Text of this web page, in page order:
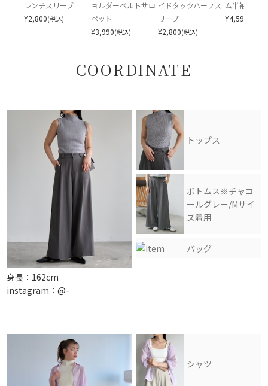
る場合がございます。
・照明等の撮影環境により、モデル着用画像は若干お色味が異なって
品の素材によりましては、開封時シワが生じる場合がございます。
・サイズは、実寸サイズを測っているため多少誤差がでる場合がご
・商品の在庫につきまして、注文のタイミングや、検品時の不良品
の発覚等により商品をご用意出来ない場合がございます。
レンチスリーブ
¥2,800(税込)
ョルダーベルトサロ
ペット
¥3,990(税込)
イドタックハーフス
リーブ
¥2,800(税込)
ム半袖シャツ
¥4,590
COORDINATE
身長：162cm
instagram：@-
トップス
ボトムス※チャコ
ールグレー/Mサイ
ズ着用
バッグ
シャツ